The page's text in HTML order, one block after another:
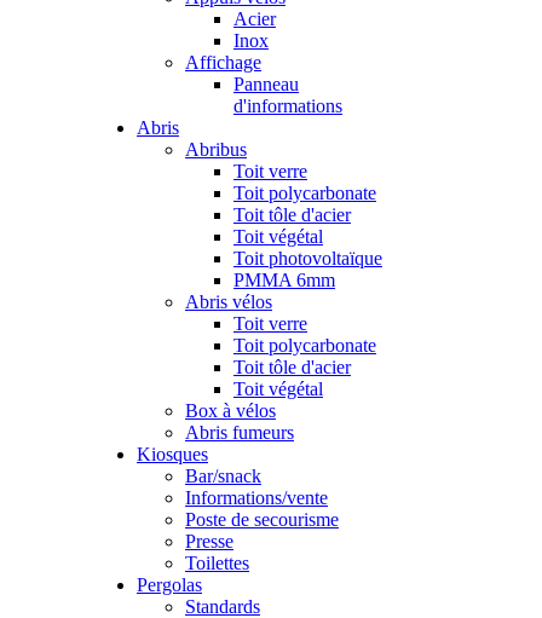
Acier
Inox
Affichage
Panneau
d'informations
Abris
Abribus
Toit verre
Toit polycarbonate
Toit tôle d'acier
Toit végétal
Toit photovoltaïque
PMMA 6mm
Abris vélos
Toit verre
Toit polycarbonate
Toit tôle d'acier
Toit végétal
Box à vélos
Abris fumeurs
Kiosques
Bar/snack
Informations/vente
Poste de secourisme
Presse
Toilettes
Pergolas
Standards